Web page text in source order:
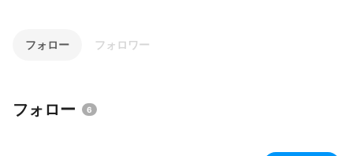
フォロー フォロワー
フォロー 6